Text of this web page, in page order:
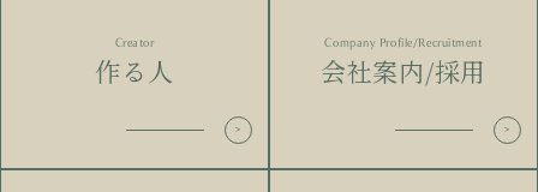
Creator
作る人
Company Profile/Recruitment
会社案内/採用